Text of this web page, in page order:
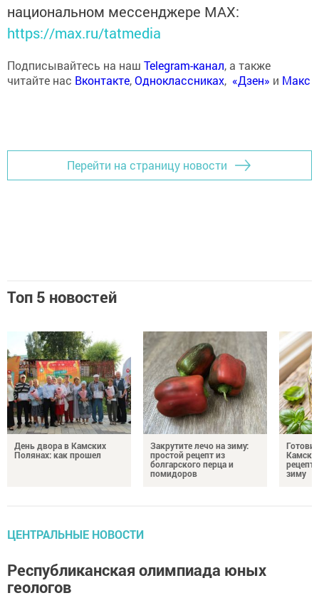
национальном мессенджере MАХ:
https://max.ru/tatmedia
Подписывайтесь на наш Telegram-канал, а также
читайте нас Вконтакте,Одноклассниках, «Дзен» и Макс
Перейти на страницу новости
Топ 5 новостей
День двора в Камских
Полянах: как прошел
Закрутите лечо на зиму:
простой рецепт из
болгарского перца и
помидоров
зиму
ЦЕНТРАЛЬНЫЕ НОВОСТИ
Республиканская олимпиада юных
геологов